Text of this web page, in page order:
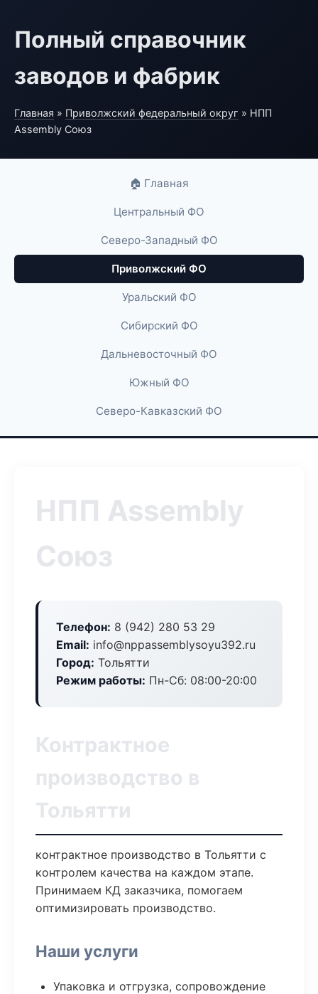
Полный справочник
заводов и фабрик
Главная » Приволжский федеральный округ » НПП
Assembly Союз
🏠 Главная
Центральный ФО
Северо-Западный ФО
Приволжский ФО
Уральский ФО
Сибирский ФО
Дальневосточный ФО
Южный ФО
Северо-Кавказский ФО
НПП Assembly
Союз
Телефон: 8 (942) 280 53 29
Email: info@nppassemblysoyu392.ru
Город: Тольятти
Режим работы: Пн-Сб: 08:00-20:00
Контрактное
производство в
Тольятти
контрактное производство в Тольятти с
контролем качества на каждом этапе.
Принимаем КД заказчика, помогаем
оптимизировать производство.
Наши услуги
Упаковка и отгрузка, сопровождение